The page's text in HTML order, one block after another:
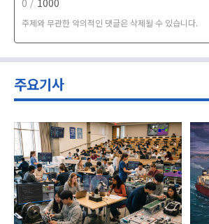
주제와 무관한 악의적인 댓글은 삭제될 수 있습니다.
주요기사